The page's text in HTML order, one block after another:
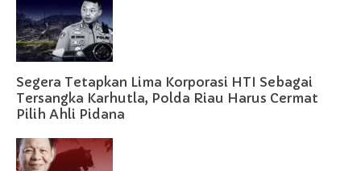
Segera Tetapkan Lima Korporasi HTI Sebagai
Tersangka Karhutla, Polda Riau Harus Cermat
Pilih Ahli Pidana